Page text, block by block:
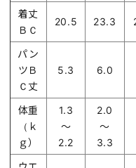
着丈
ＢＣ
20.5 23.3
パン
ツＢ
Ｃ丈
5.3 6.0
体重
（ｋ
ｇ）
1.3
～
2.2
2.0
～
3.3